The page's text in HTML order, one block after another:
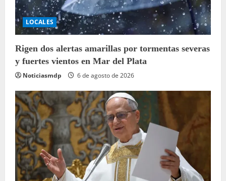
LOCALES
Rigen dos alertas amarillas por tormentas severas
y fuertes vientos en Mar del Plata
Noticiasmdp 6 de agosto de 2026